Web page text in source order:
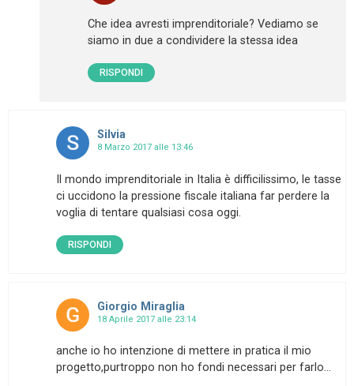
Che idea avresti imprenditoriale? Vediamo se
siamo in due a condividere la stessa idea
RISPONDI
Silvia
8 Marzo 2017 alle 13:46
Il mondo imprenditoriale in Italia è difficilissimo, le tasse
ci uccidono la pressione fiscale italiana far perdere la
voglia di tentare qualsiasi cosa oggi.
RISPONDI
Giorgio Miraglia
18 Aprile 2017 alle 23:14
anche io ho intenzione di mettere in pratica il mio
progetto,purtroppo non ho fondi necessari per farlo…